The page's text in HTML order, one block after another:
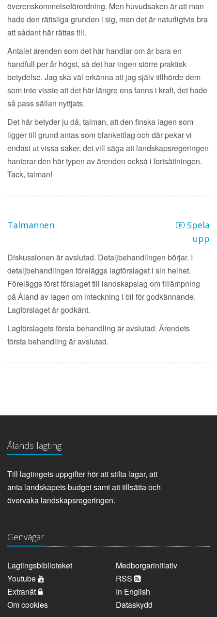
överenskommelseförordning. Men huvudsaken är att man
hade den rättsliga grunden i sig, men det är naturligtvis bra
att sådant här rättas till.
Antalet ärenden som det här handlar om är bara en
handfull per år högst, så det har ingen större praktisk
betydelse. Jag ska väl erkänna att jag själv tillhörde dem
som inte visste att det här längre ens fanns i kraft, det hade
så pass sällan nyttjats.
Det här betyder ju då, talman, att den finska lagen som
ligger till grund antas som blankettlag och där pekar vi
endast ut vissa saker, det vill säga att landskapsregeringen
hanterar den här typen av ärenden också i fortsättningen.
Tack, talman!
Talmannen
Spela
upp
Diskussionen är avslutad. Detaljbehandlingen börjar. I
detaljbehandlingen föreläggs lagförslaget i sin helhet.
Föreläggs först förslaget till landskapslag om tillämpning
på Åland av lagen om inteckning i bil för godkännande.
Lagförslaget är godkänt.
Lagförslagets första behandling är avslutad. Ärendets
första behandling är avslutad.
Ålands lagting
Till lagtingets uppgifter hör att stifta lagar, att
anta landskapets budget samt att tillsätta och
övervaka landskapsregeringen.
Genvägar
Lagtingsbiblioteket
Medborgarinitiativ
Youtube
RSS
Extranät
In English
Om cookies
Dataskydd